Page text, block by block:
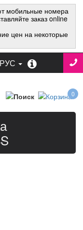
мобильные номера
заказ online
цен на некоторые
РУС
0